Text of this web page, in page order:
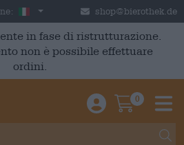
Italia shop@bierothek.de
in fase di ristrutturazione.
non è possibile effettuare
ordini.
Einloggen /
0